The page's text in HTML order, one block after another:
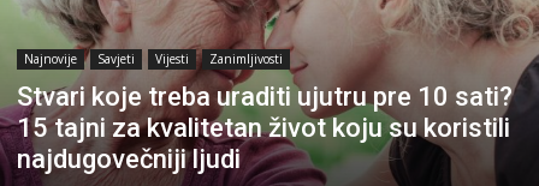
Najnovije Savjeti Vijesti Zanimljivosti
Stvari koje treba uraditi ujutru pre 10 sati?
15 tajni za kvalitetan život koju su koristili
najdugovečniji ljudi